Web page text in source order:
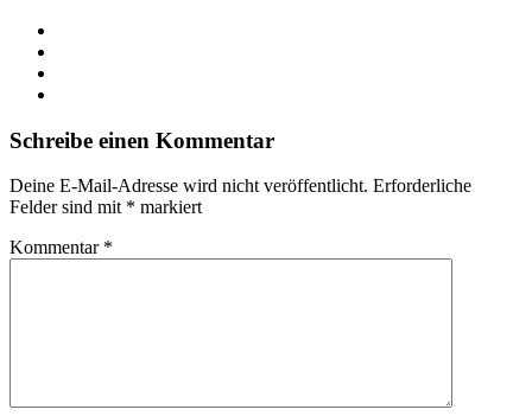
Schreibe einen Kommentar
Deine E-Mail-Adresse wird nicht veröffentlicht. Erforderliche
Felder sind mit * markiert
Kommentar *